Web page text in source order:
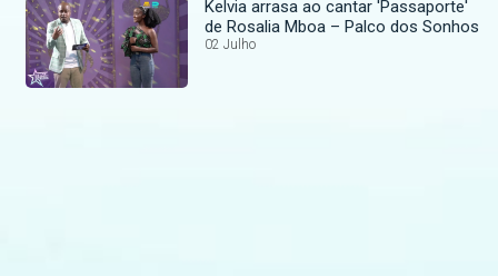
Kelvia arrasa ao cantar 'Passaporte'
de Rosalia Mboa – Palco dos Sonhos
02 Julho